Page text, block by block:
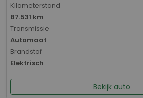
Kilometerstand
87.531 km
Transmissie
Automaat
Brandstof
Elektrisch
Bekijk auto